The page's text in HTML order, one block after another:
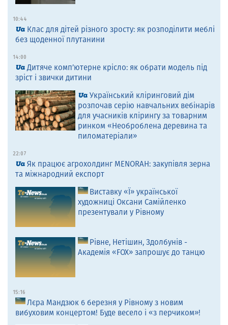
10:44
Клас для дітей різного зросту: як розподілити меблі
без щоденної плутанини
14:00
Дитяче комп’ютерне крісло: як обрати модель під
зріст і звички дитини
Український кліринговий дім
розпочав серію навчальних вебінарів
для учасників клірингу за товарним
ринком «Необроблена деревина та
пиломатеріали»
22:07
Як працює агрохолдинг MENORAH: закупівля зерна
та міжнародний експорт
Виставку «Ї» української
художниці Оксани Самійленко
презентували у Рівному
Рівне, Нетішин, Здолбунів -
Академія «FOX» запрошує до танцю
15:16
Лєра Мандзюк 6 березня у Рівному з новим
вибуховим концертом! Буде весело і «з перчиком»!